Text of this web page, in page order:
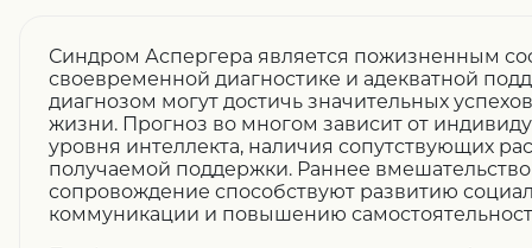
Синдром Аспергера является пожизненным
своевременной диагностике и адекватной
диагнозом могут достичь значительных
жизни. Прогноз во многом зависит от
уровня интеллекта, наличия сопутствующих
получаемой поддержки. Раннее
сопровождение способствуют развитию
коммуникации и повышению